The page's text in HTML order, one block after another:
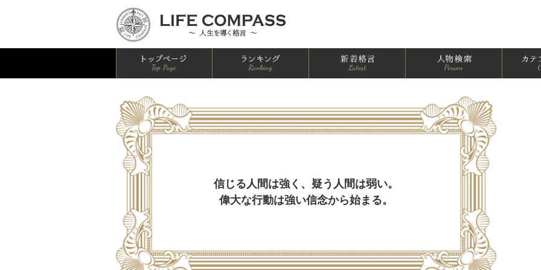
ランキング一覧 人物別格言
信じる人間は強く、疑う人間は弱い。
偉大な行動は強い信念から始まる。